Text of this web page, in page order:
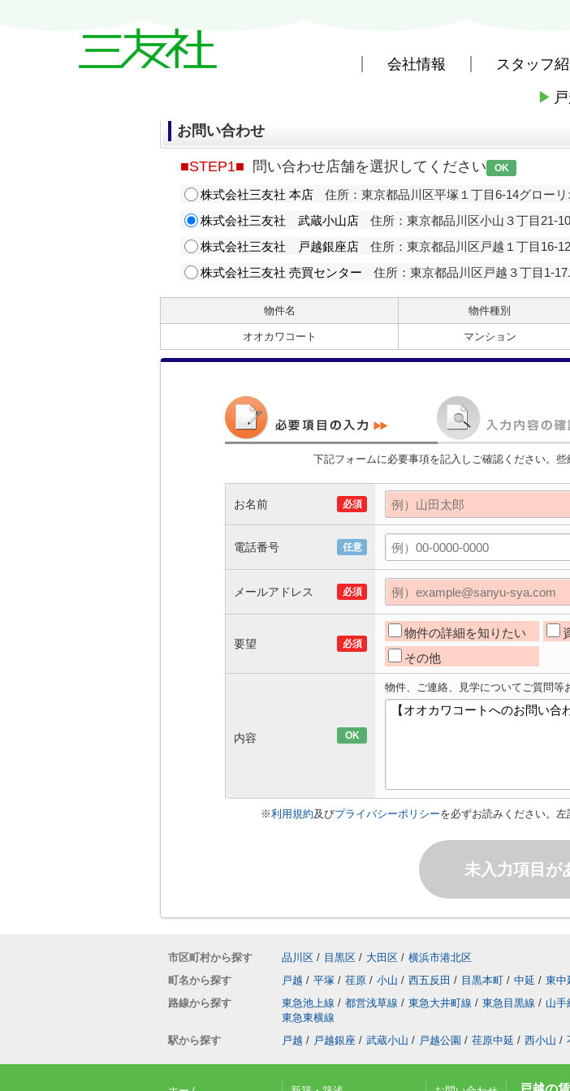
会社情報 スタッフ
▶
お問い合わせ
■STEP1■ 問い合わせ店舗を選択してください OK
株式会社三友社 本店
住所：東京都品川区平塚１丁目6-14グロー
株式会社三友社 武蔵小山店
住所：東京都品川区小山３丁目21-
株式会社三友社 戸越銀座店
住所：東京都品川区戸越１丁目16-
株式会社三友社 売買センター
住所：東京都品川区戸越３丁目1-
物件名 物件種別
オオカワコート マンション
下記フォームに必要事項を記入しご確認ください。
お名前 必須
電話番号 任意
メールアドレス 必須
要望 必須
物件の詳細を知りたい
その他
内容 OK
物件、ご連絡、見学についてご質問等
※利用規約及びプライバシーポリシーを必ずお読みください。
未入力項目が
市区町村から探す 品川区 / 目黒区 / 大田区 / 横浜市港北区
町名から探す
戸越 / 平塚 / 荏原 / 小山 / 西五反田 / 目黒本町 / 中延 / 東中
路線から探す
東急池上線 / 都営浅草線 / 東急大井町線 / 東急目黒線 / 山手
東急東横線
駅から探す
戸越 / 戸越銀座 / 武蔵小山 / 戸越公園 / 荏原中延 / 西小山 /